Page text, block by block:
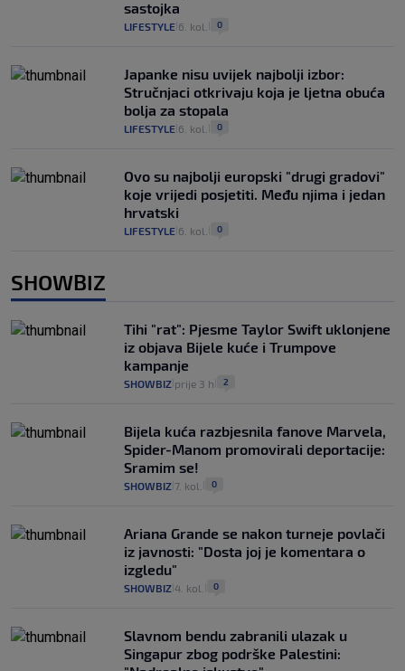
sastojka
LIFESTYLE 6. kol. 0
Japanke nisu uvijek najbolji izbor:
Stručnjaci otkrivaju koja je ljetna obuća
bolja za stopala
LIFESTYLE 6. kol. 0
Ovo su najbolji europski "drugi gradovi"
koje vrijedi posjetiti. Među njima i jedan
hrvatski
LIFESTYLE 6. kol. 0
SHOWBIZ
Tihi "rat": Pjesme Taylor Swift uklonjene
iz objava Bijele kuće i Trumpove
kampanje
SHOWBIZ prije 3 h 2
Bijela kuća razbjesnila fanove Marvela,
Spider-Manom promovirali deportacije:
Sramim se!
SHOWBIZ 7. kol. 0
Ariana Grande se nakon turneje povlači
iz javnosti: "Dosta joj je komentara o
izgledu"
SHOWBIZ 4. kol. 0
Slavnom bendu zabranili ulazak u
Singapur zbog podrške Palestini: